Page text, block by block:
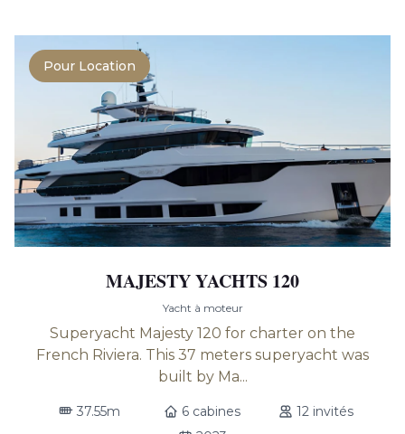
Pour Location
MAJESTY YACHTS 120
Yacht à moteur
Superyacht Majesty 120 for charter on the
French Riviera. This 37 meters superyacht was
built by Ma...
37.55m 6 cabines
12 invités